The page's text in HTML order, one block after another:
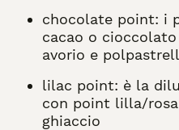
chocolate point: i
cacao o
avorio e
lilac point: è la
con point lilla/
ghiaccio